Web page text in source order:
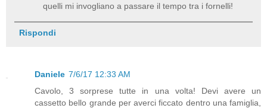
quelli mi invogliano a passare il tempo tra i fornelli!
Rispondi
Daniele 7/6/17 12:33 AM
Cavolo, 3 sorprese tutte in una volta! Devi avere un
cassetto bello grande per averci ficcato dentro una famiglia,